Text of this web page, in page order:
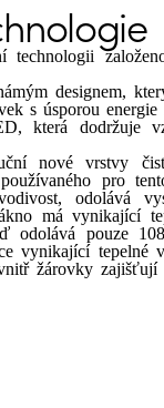
technologii
designem,
s úsporou
která dodržuje
nové vrstvy
pro
odolává
má vynikající
odolává pouze
vynikající tepelné
žárovky